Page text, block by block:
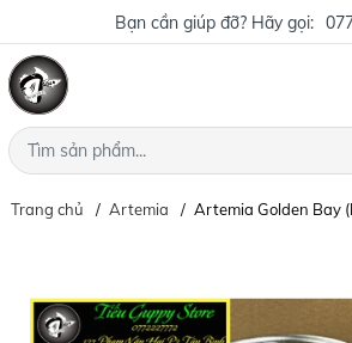
Bạn cần giúp đỡ? Hãy gọi:
Trang chủ Artemia Artemia Golden Bay